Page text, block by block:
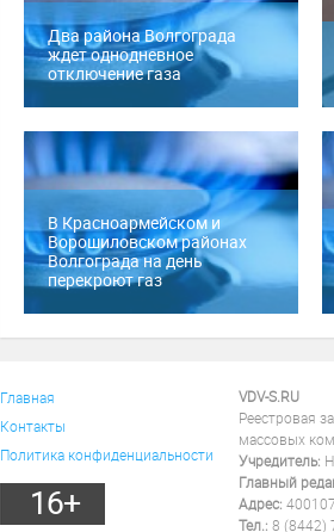
Два района Волгограда
ждет однодневное
отключение газа
В Красноармейском и
Ворошиловском районах
Волгограда на день
перекроют газ
Главная
Контакты
Политика конфиденциальности
16+
VDV-S.RU
Реестровая
массовых
Учредитель:
Главный
Адрес:
Тел.: 8 (8442)